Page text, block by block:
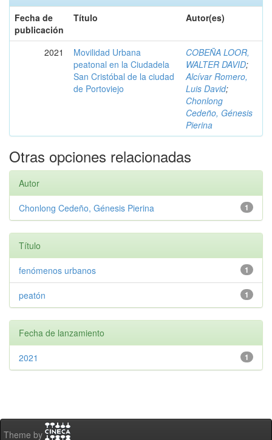
Fecha de
publicación
Título Autor(es)
2021
Movilidad Urbana
peatonal en la Ciudadela
San Cristóbal de la ciudad
de Portoviejo
COBEÑA LOOR,
WALTER DAVID;
Alcívar Romero,
Luis David;
Chonlong
Cedeño, Génesis
Pierina
Otras opciones relacionadas
Autor
1
Chonlong Cedeño, Génesis Pierina
Título
1
fenómenos urbanos
1
peatón
Fecha de lanzamiento
1
2021
Theme by